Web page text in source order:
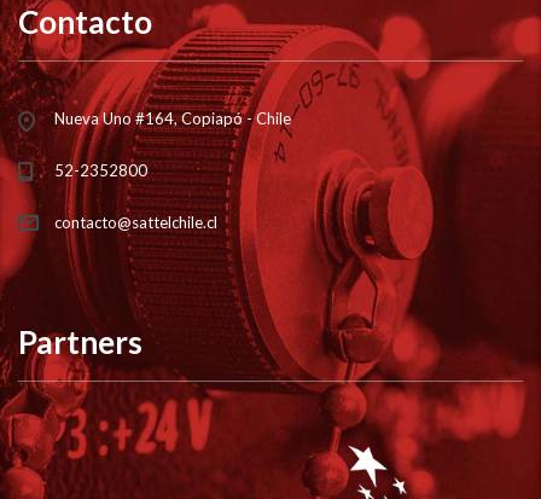
Contacto
Nueva Uno #164, Copiapó - Chile
52-2352800
contacto@sattelchile.cl
Partners